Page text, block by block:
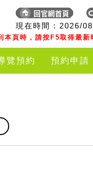
現在時間 : 2026/
本頁時，請按F5取得最新
覽預約 預約申請